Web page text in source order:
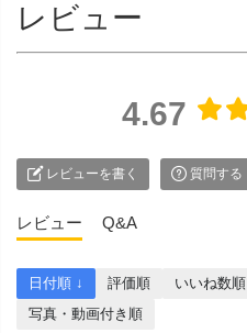
レビュー
4.67
レビューを書く 質問する
レビュー Q&A
日付順 ↓ 評価順 いいね数順
写真・動画付き順